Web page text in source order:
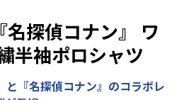
名探偵コナン』 ワ
半袖ポロシャツ
と『名探偵コナン』のコラボレ